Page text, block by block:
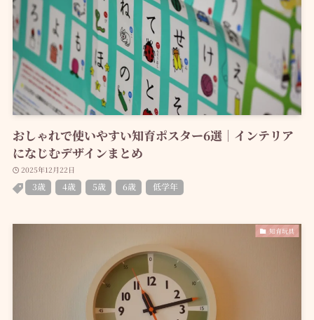
おしゃれで使いやすい知育ポスター6選｜インテリア
になじむデザインまとめ
2025年12月22日
3歳 4歳 5歳 6歳 低学年
知育玩具